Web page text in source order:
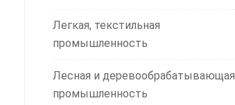
Легкая, текстильная
промышленность
Лесная и деревообрабатывающая
промышленность